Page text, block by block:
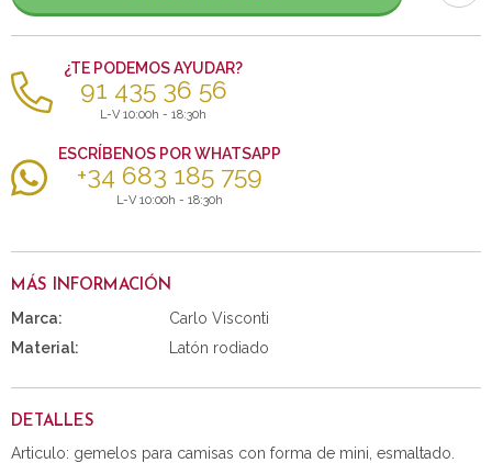
¿TE PODEMOS AYUDAR?
91 435 36 56
L-V 10:00h - 18:30h
ESCRÍBENOS POR WHATSAPP
+34 683 185 759
L-V 10:00h - 18:30h
MÁS INFORMACIÓN
Marca:
Carlo Visconti
Material:
Latón rodiado
DETALLES
Articulo: gemelos para camisas con forma de mini, esmaltado.